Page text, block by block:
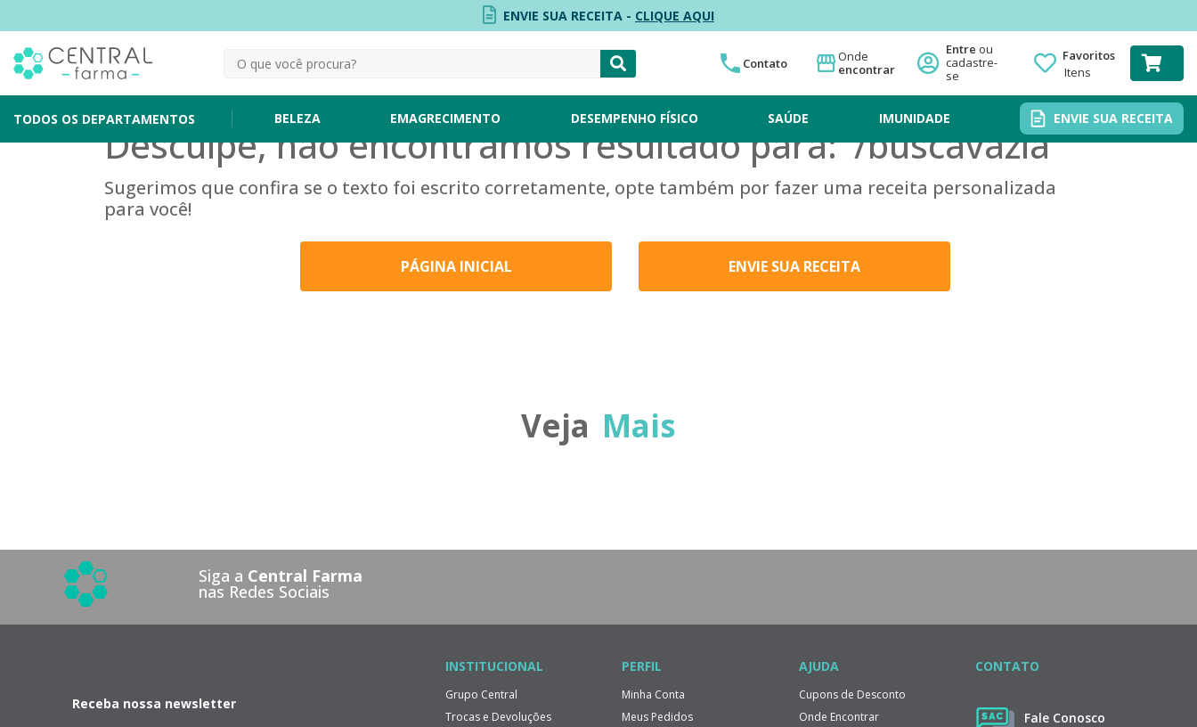
ENVIE SUA RECEITA - CLIQUE AQUI
Contato
Onde
encontrar
Favoritos
Itens
TODOS OS DEPARTAMENTOS BELEZA EMAGRECIMENTO DESEMPENHO FÍSICO SAÚDE IMUNIDADE ENVIE SUA RECEITA
Desculpe, não encontramos resultado para: '/buscavazia'
Sugerimos que confira se o texto foi escrito corretamente, opte também por fazer uma receita personalizada
para você!
PÁGINA INICIAL ENVIE SUA RECEITA
Veja Mais
Siga a Central Farma
nas Redes Sociais
Receba nossa newsletter
INSTITUCIONAL
Grupo Central
Trocas e Devoluções
PERFIL
Minha Conta
Meus Pedidos
AJUDA
Cupons de Desconto
Onde Encontrar
CONTATO
Fale Conosco